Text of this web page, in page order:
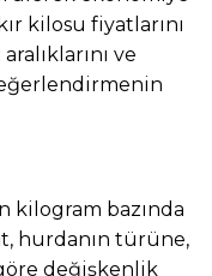
kilosu fiyatlarını
ve
kilogram bazında
hurdanın türüne,
değişkenlik